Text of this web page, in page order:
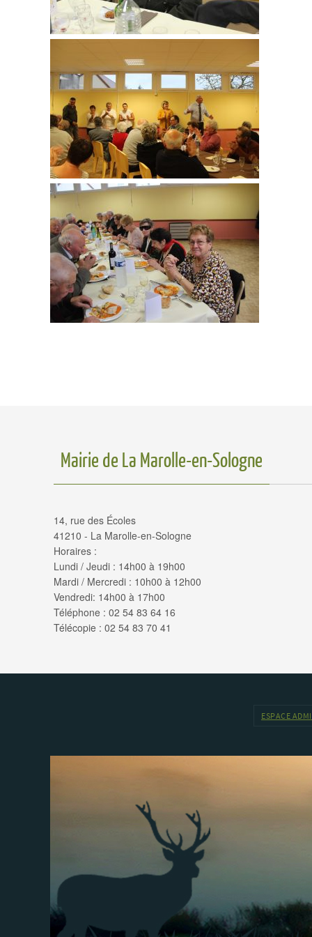
Mairie de La Marolle-en-Sologne
14, rue des Écoles
41210 - La Marolle-en-Sologne
Horaires :
Lundi / Jeudi : 14h00 à 19h00
Mardi / Mercredi : 10h00 à 12h00
Vendredi: 14h00 à 17h00
Téléphone : 02 54 83 64 16
Télécopie : 02 54 83 70 41
ESPACE